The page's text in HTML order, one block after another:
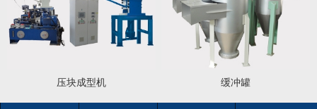
压块成型机 缓冲罐